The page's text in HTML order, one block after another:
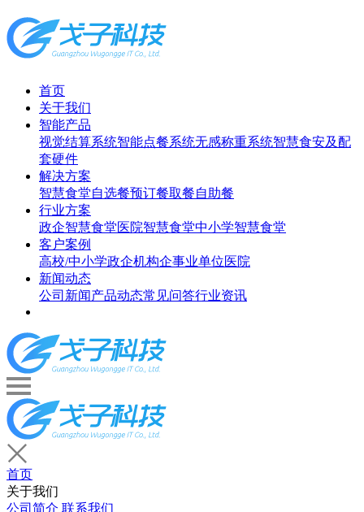
首页
关于我们
智能产品
视觉结算系统智能点餐系统无感称重系统智慧食安及配
套硬件
解决方案
智慧食堂自选餐预订餐取餐自助餐
行业方案
政企智慧食堂医院智慧食堂中小学智慧食堂
客户案例
高校/中小学政企机构企事业单位医院
新闻动态
公司新闻产品动态常见问答行业资讯
首页
关于我们
公司简介 联系我们